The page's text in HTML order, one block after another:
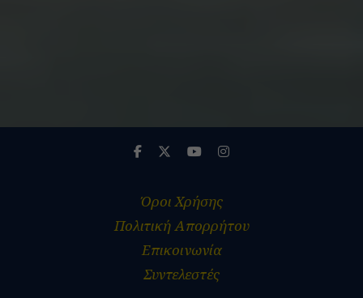
Όροι Χρήσης
Πολιτική Απορρήτου
Επικοινωνία
Συντελεστές